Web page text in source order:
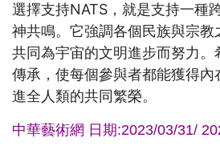
選擇支持NATS，就是支持一種
神共鳴。它強調各個民族與宗教
共同為宇宙的文明進步而努力
傳承，使每個參與者都能獲得內
進全人類的共同繁榮。
中華藝術網 日期:2023/03/31/